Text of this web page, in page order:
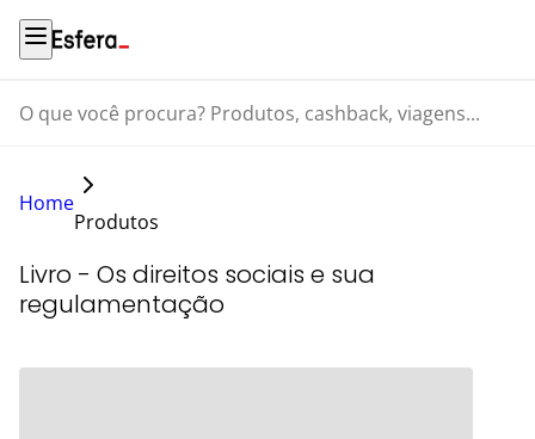
O que você procura? Produtos, cashback, viagens...
Home
Produtos
Livro - Os direitos sociais e sua
regulamentação